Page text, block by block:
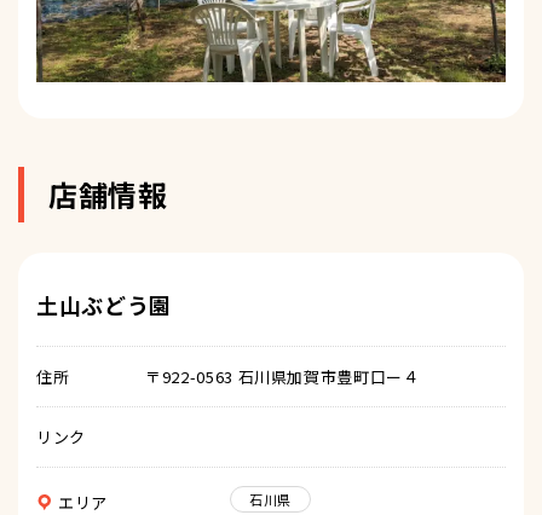
店舗情報
土山ぶどう園
住所 〒922-0563 石川県加賀市豊町口ー４
リンク
エリア 石川県